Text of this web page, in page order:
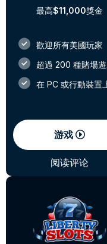
最高$11,000獎金
歡迎所有美國玩家
超過 200 種賭場
在 PC 或行動裝置
游戏
阅读评论